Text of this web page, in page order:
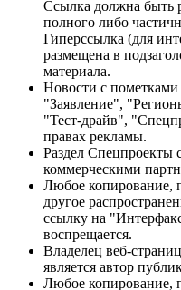
Ссылка должна быть
полного либо
Гиперссылка (для
размещена в
материала.
Новости с
"Заявление",
"Тест-драйв",
правах рекламы.
Раздел Спецпроекты
коммерческими
Любое копирование,
другое
ссылку на
воспрещается.
Владелец веб-
является автор
Любое копирование,